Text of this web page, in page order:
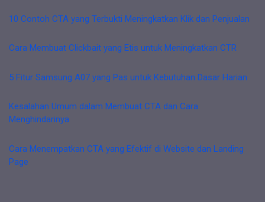
10 Contoh CTA yang Terbukti Meningkatkan Klik dan Penjualan
Cara Membuat Clickbait yang Etis untuk Meningkatkan CTR
5 Fitur Samsung A07 yang Pas untuk Kebutuhan Dasar Harian
Kesalahan Umum dalam Membuat CTA dan Cara
Menghindarinya
Cara Menempatkan CTA yang Efektif di Website dan Landing
Page